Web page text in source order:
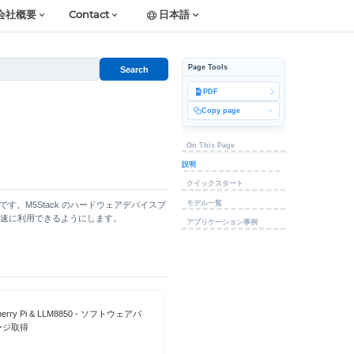
社概要 Contact 日本語
Search
す。M5Stack のハードウェアデバイスプ
に利用できるようにします。
Pi & LLM8850 - ソフトウェアパ
ジ取得
Page Tools
PDF
Copy page
On This Page
説明
クイックスタート
モデル一覧
アプリケーション事例